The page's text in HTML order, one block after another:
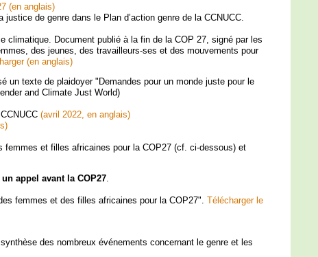
(en anglais)
de genre dans le Plan d’action genre de la CCNUCC.
climatique. Document publié à la fin de la COP 27, signé par les
des jeunes, des travailleurs-ses et des mouvements pour
(en anglais)
un texte de plaidoyer "Demandes pour un monde juste pour le
and Climate Just World)
(avril 2022, en anglais)
femmes et filles africaines pour la COP27 (cf. ci-dessous) et
appel avant la COP27
femmes et des filles africaines pour la COP27". Télécharger le
des nombreux événements concernant le genre et les